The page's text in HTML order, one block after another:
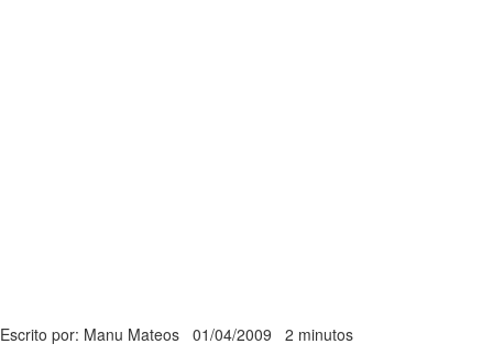
Escrito por: Manu Mateos 01/04/2009 2 minutos